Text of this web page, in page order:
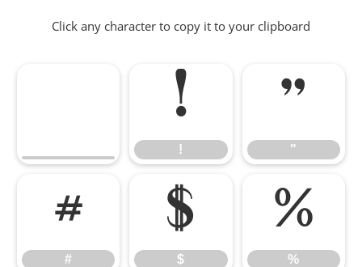
Click any character to copy it to your clipboard
!
!
"
"
#
#
$
$
%
%